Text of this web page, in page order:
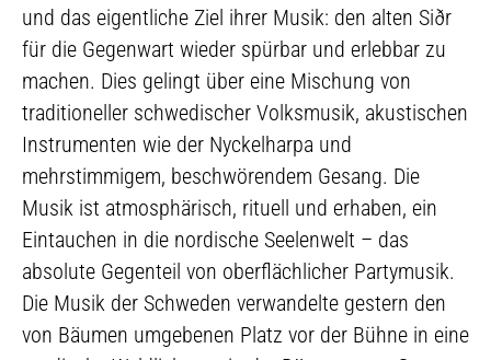
und das eigentliche Ziel ihrer Musik: den alten Siðr
für die Gegenwart wieder spürbar und erlebbar zu
machen. Dies gelingt über eine Mischung von
traditioneller schwedischer Volksmusik, akustischen
Instrumenten wie der Nyckelharpa und
mehrstimmigem, beschwörendem Gesang. Die
Musik ist atmosphärisch, rituell und erhaben, ein
Eintauchen in die nordische Seelenwelt – das
absolute Gegenteil von oberflächlicher Partymusik.
Die Musik der Schweden verwandelte gestern den
von Bäumen umgebenen Platz vor der Bühne in eine